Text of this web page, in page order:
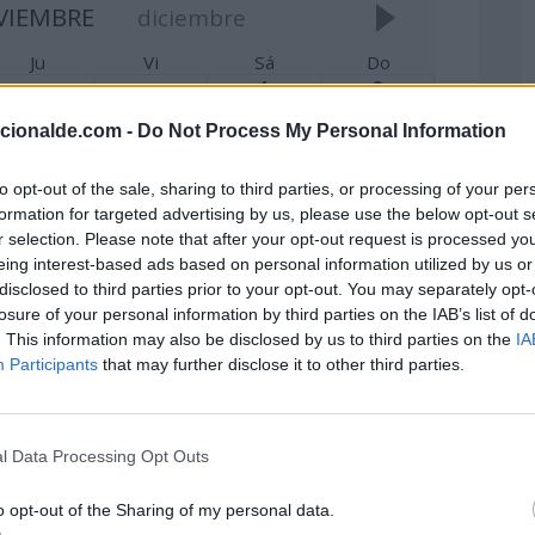
- Do Not Process My Personal Information
opt-out of the sale, sharing to third parties, or processing of your
for targeted advertising by us, please use the below opt-out
selection. Please note that after your opt-out request is processed
interest-based ads based on personal information utilized by us
to third parties prior to your opt-out. You may separately
of your personal information by third parties on the IAB’s list of
This information may also be disclosed by us to third parties on the
Participants that may further disclose it to other third parties.
Data Processing Opt Outs
opt-out of the Sharing of my personal data.
diciembre
Ju Vi Sá
Do
1
Día de
Todos los
Día Mundial
de la
Ecología
ver +
2
Día
Internacional
impunidad
de los
crímenes
contra
periodistas
Día Mundial
del Ballet
ver +
la
en
guerra y
Internacional
de la Física
del
de la